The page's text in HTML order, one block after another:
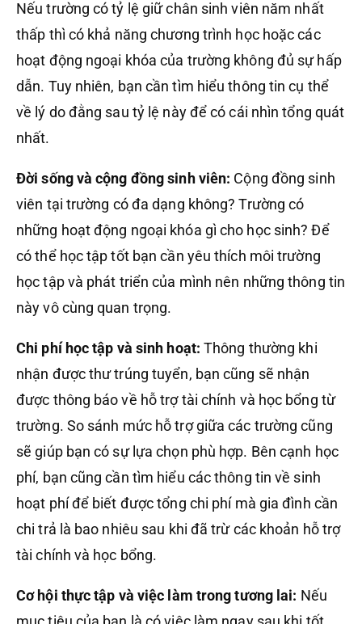
Nếu trường có tỷ lệ giữ chân sinh viên năm nhất
thấp thì có khả năng chương trình học hoặc các
hoạt động ngoại khóa của trường không đủ sự hấp
dẫn. Tuy nhiên, bạn cần tìm hiểu thông tin cụ thể
về lý do đằng sau tỷ lệ này để có cái nhìn tổng quát
nhất.
Đời sống và cộng đồng sinh viên: Cộng đồng sinh
viên tại trường có đa dạng không? Trường có
những hoạt động ngoại khóa gì cho học sinh? Để
có thể học tập tốt bạn cần yêu thích môi trường
học tập và phát triển của mình nên những thông tin
này vô cùng quan trọng.
Chi phí học tập và sinh hoạt:Thông thường khi
nhận được thư trúng tuyển, bạn cũng sẽ nhận
được thông báo về hỗ trợ tài chính và học bổng từ
trường. So sánh mức hỗ trợ giữa các trường cũng
sẽ giúp bạn có sự lựa chọn phù hợp. Bên cạnh học
phí, bạn cũng cần tìm hiểu các thông tin về sinh
hoạt phí để biết được tổng chi phí mà gia đình cần
chi trả là bao nhiêu sau khi đã trừ các khoản hỗ trợ
tài chính và học bổng.
Cơ hội thực tập và việc làm trong tương lai: Nếu